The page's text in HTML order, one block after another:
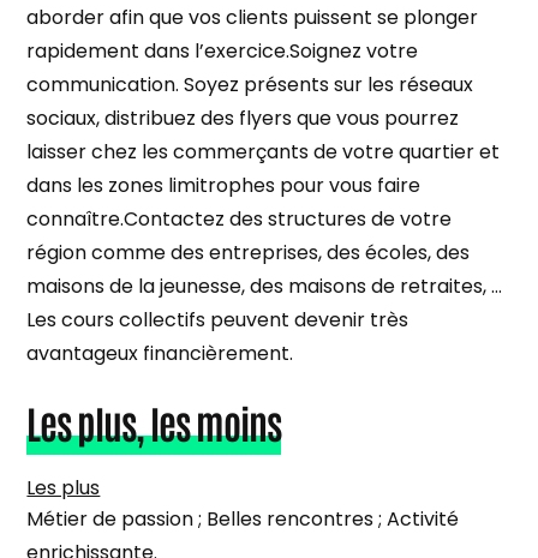
aborder afin que vos clients puissent se plonger
rapidement dans l’exercice.Soignez votre
communication. Soyez présents sur les réseaux
sociaux, distribuez des flyers que vous pourrez
laisser chez les commerçants de votre quartier et
dans les zones limitrophes pour vous faire
connaître.Contactez des structures de votre
région comme des entreprises, des écoles, des
maisons de la jeunesse, des maisons de retraites, …
Les cours collectifs peuvent devenir très
avantageux financièrement.
Les plus, les moins
Les plus
Métier de passion ; Belles rencontres ; Activité
enrichissante.